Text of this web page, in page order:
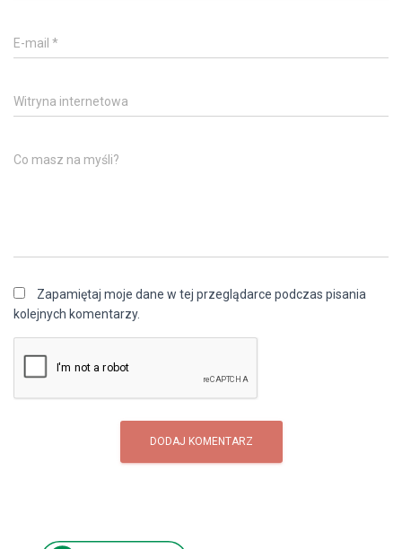
E-mail *
Witryna internetowa
Co masz na myśli?
Zapamiętaj moje dane w tej przeglądarce podczas pisania
kolejnych komentarzy.